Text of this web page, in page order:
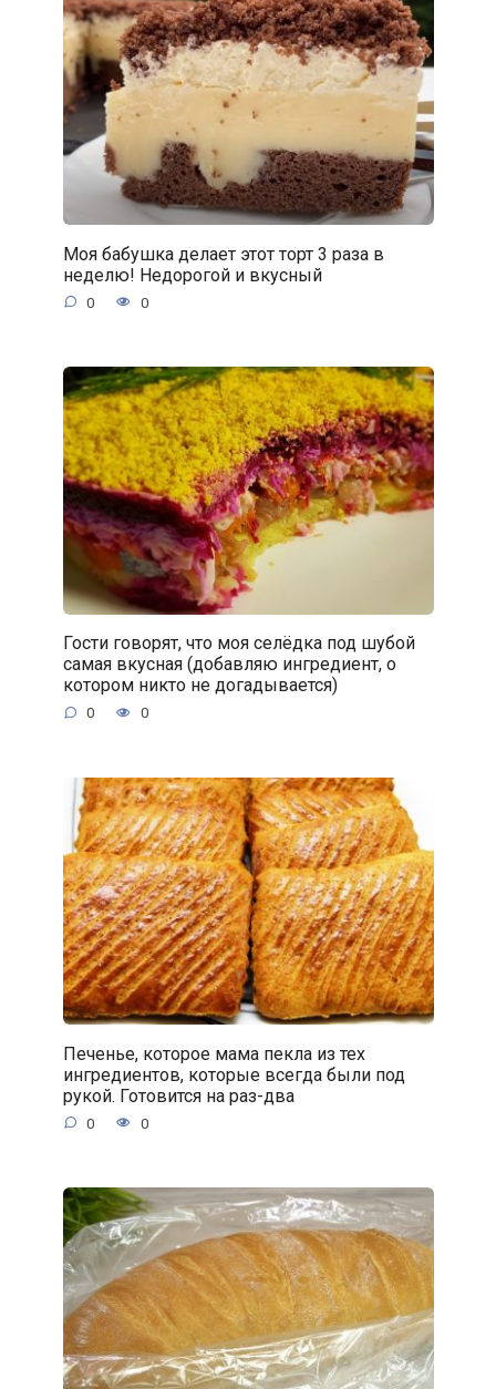
Моя бабушка делает этот торт 3 раза в
неделю! Недорогой и вкусный
0 0
Гости говорят, что моя селёдка под шубой
самая вкусная (добавляю ингредиент, о
котором никто не догадывается)
0 0
Печенье, которое мама пекла из тех
ингредиентов, которые всегда были под
рукой. Готовится на раз-два
0 0